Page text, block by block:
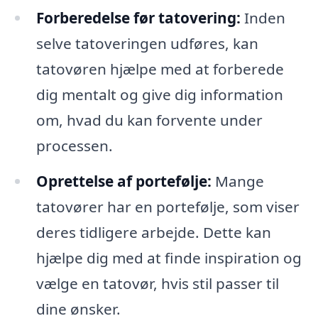
Forberedelse før tatovering: Inden
selve tatoveringen udføres, kan
tatovøren hjælpe med at forberede
dig mentalt og give dig information
om, hvad du kan forvente under
processen.
Oprettelse af portefølje: Mange
tatovører har en portefølje, som viser
deres tidligere arbejde. Dette kan
hjælpe dig med at finde inspiration og
vælge en tatovør, hvis stil passer til
dine ønsker.